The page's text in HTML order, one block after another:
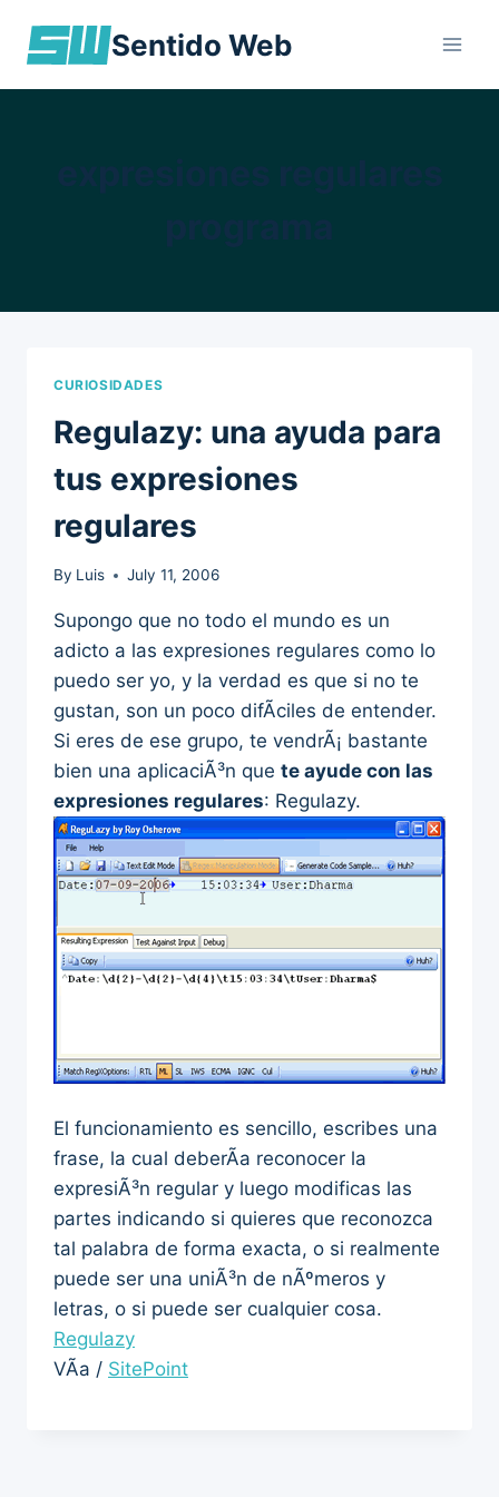
Sentido Web
CURIOSIDADES
Regulazy: una ayuda para
tus expresiones
regulares
By Luis July 11, 2006
Supongo que no todo el mundo es un
adicto a las expresiones regulares como lo
puedo ser yo, y la verdad es que si no te
gustan, son un poco difÃ­ciles de entender.
Si eres de ese grupo, te vendrÃ¡ bastante
bien una aplicaciÃ³n que te ayude con las
expresiones regulares: Regulazy.
El funcionamiento es sencillo, escribes una
frase, la cual deberÃ­a reconocer la
expresiÃ³n regular y luego modificas las
partes indicando si quieres que reconozca
tal palabra de forma exacta, o si realmente
puede ser una uniÃ³n de nÃºmeros y
letras, o si puede ser cualquier cosa.
Regulazy
VÃ­a / SitePoint